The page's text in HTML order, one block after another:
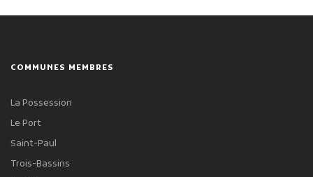
COMMUNES MEMBRES
La Possession
Le Port
Saint-Paul
Trois-Bassins